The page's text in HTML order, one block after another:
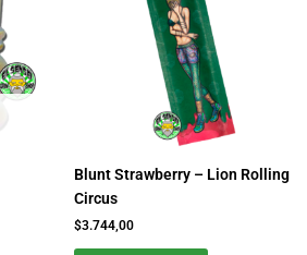
Blunt Strawberry – Lion Rolling
Circus
$3.744,00